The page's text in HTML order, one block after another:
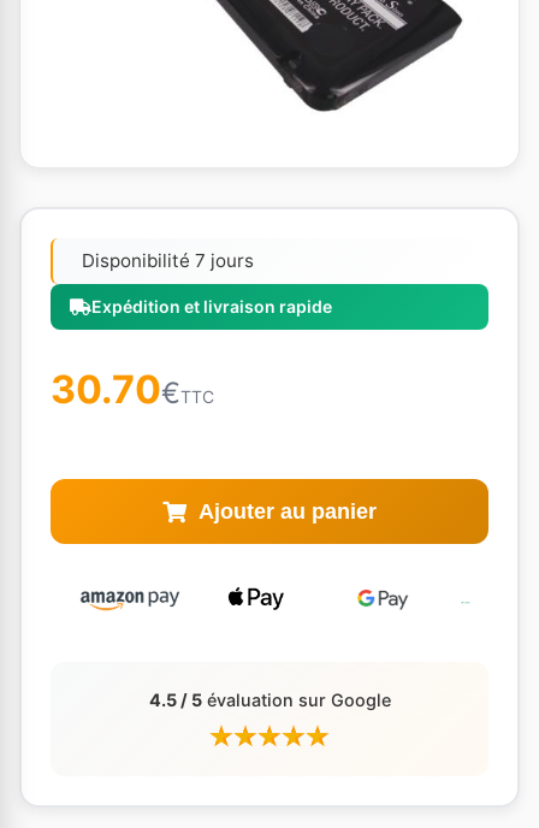
Expédition et livraison rapide
Disponibilité 7 jours
30.70€TTC
Ajouter au panier
4.5 / 5évaluation sur Google